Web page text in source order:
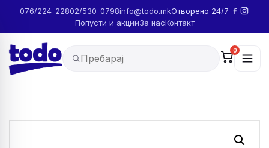
076/224-22802/530-0798info@todo.mkОтворено 24/7
Попусти и акцииЗа насКонтакт
0